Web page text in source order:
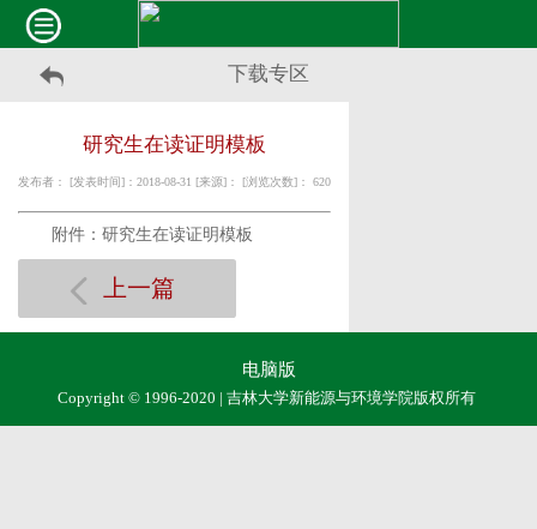
下载专区
研究生在读证明模板
发布者： [发表时间]：2018-08-31 [来源]： [浏览次数]： 620
附件：研究生在读证明模板
上一篇
电脑版
Copyright © 1996-2020 | 吉林大学新能源与环境学院版权所有